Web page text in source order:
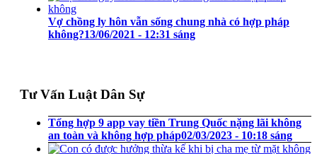
Vợ chồng ly hôn vẫn sống chung nhà có hợp pháp
không?13/06/2021 - 12:31 sáng
Tư Vấn Luật Dân Sự
Tổng hợp 9 app vay tiền Trung Quốc nặng lãi không
an toàn và không hợp pháp02/03/2023 - 10:18 sáng